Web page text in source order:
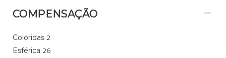
COMPENSAÇÃO
Coloridas 2
Esférica 26